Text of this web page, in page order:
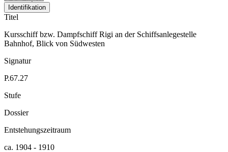
Identifikation
Titel
Kursschiff bzw. Dampfschiff Rigi an der Schiffsanlegestelle
Bahnhof, Blick von Südwesten
Signatur
P.67.27
Stufe
Dossier
Entstehungszeitraum
ca. 1904 - 1910